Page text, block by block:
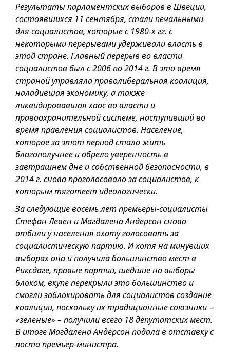
Результаты парламентских выборов в Швеции,
состоявшихся 11 сентября, стали печальными
для социалистов, которые с 1980-х гг. с
некоторыми перерывами удерживали власть в
этой стране. Главный перерыв во власти
социалистов был с 2006 по 2014 г. В это время
страной управляла праволиберальная коалиция,
наладившая экономику, а также
ликвидировавшая хаос во власти и
правоохранительной системе, наступивший во
время правления социалистов. Население,
которое за этот период стало жить
благополучнеe и обрело уверенность в
завтрашнем дне и собственной безопасности, в
2014 г. снова проголосовало за социалистов, к
которым тяготеет идеологически.
За следующие восемь лет премьеры-социалисты
Стефан Левен и Магдалена Андерсон снова
отбили у населения охоту голосовать за
социалистическую партию. И хотя на минувших
выборах она и получила большинство мест в
Риксдаге, правые партии, шедшие на выборы
блоком, вкупе перекрыли это большинство и
смогли заблокировать для социалистов создание
коалиции, поскольку их традиционные союзники –
«зеленые» – получили всего 18 депутатских мест.
В итоге Магдалена Андерсон подала в отставку с
поста премьер-министра.